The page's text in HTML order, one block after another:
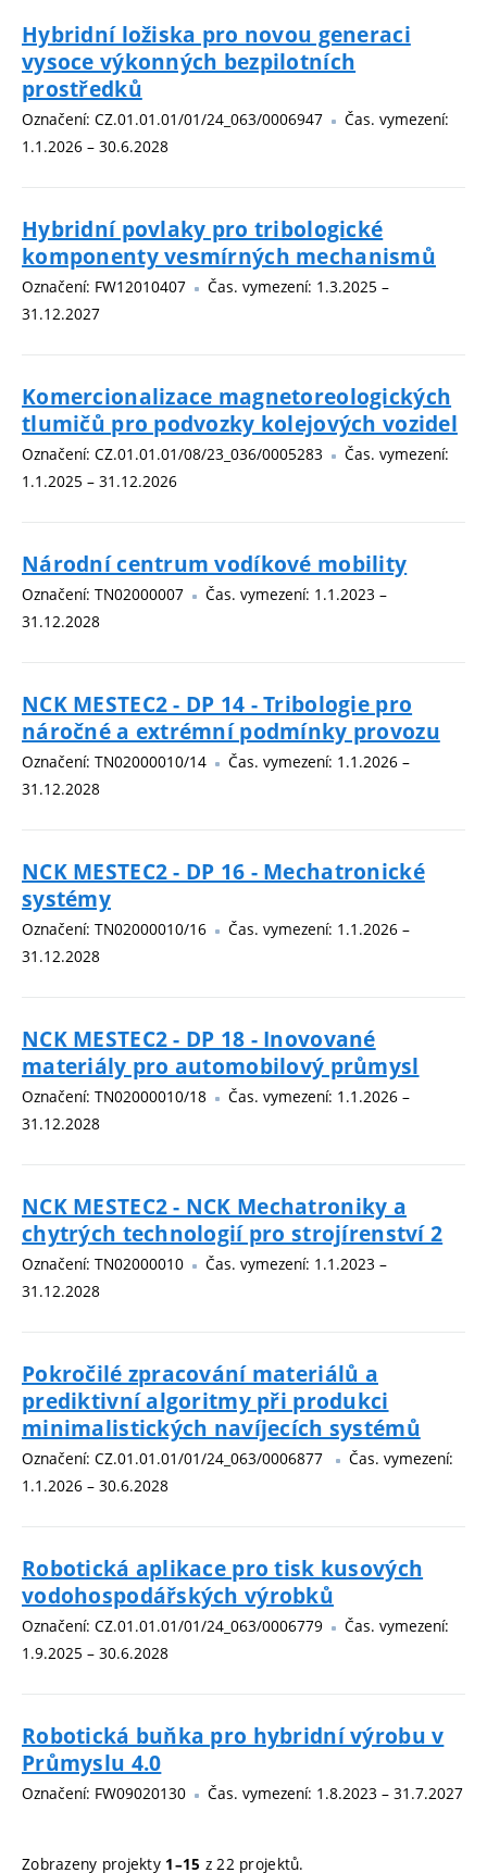
Hybridní ložiska pro novou generaci
vysoce výkonných bezpilotních
prostředků
Označení: CZ.01.01.01/01/24_063/0006947
Čas. vymezení:
1.1.2026 – 30.6.2028
Hybridní povlaky pro tribologické
komponenty vesmírných mechanismů
Označení: FW12010407
Čas. vymezení: 1.3.2025 –
31.12.2027
Komercionalizace magnetoreologických
tlumičů pro podvozky kolejových vozidel
Označení: CZ.01.01.01/08/23_036/0005283
Čas. vymezení:
1.1.2025 – 31.12.2026
Národní centrum vodíkové mobility
Označení: TN02000007
Čas. vymezení: 1.1.2023 –
31.12.2028
NCK MESTEC2 - DP 14 - Tribologie pro
náročné a extrémní podmínky provozu
Označení: TN02000010/14
Čas. vymezení: 1.1.2026 –
31.12.2028
NCK MESTEC2 - DP 16 - Mechatronické
systémy
Označení: TN02000010/16
Čas. vymezení: 1.1.2026 –
31.12.2028
NCK MESTEC2 - DP 18 - Inovované
materiály pro automobilový průmysl
Označení: TN02000010/18
Čas. vymezení: 1.1.2026 –
31.12.2028
NCK MESTEC2 - NCK Mechatroniky a
chytrých technologií pro strojírenství 2
Označení: TN02000010
Čas. vymezení: 1.1.2023 –
31.12.2028
Pokročilé zpracování materiálů a
prediktivní algoritmy při produkci
minimalistických navíjecích systémů
Označení: CZ.01.01.01/01/24_063/0006877
Čas. vymezení:
1.1.2026 – 30.6.2028
Robotická aplikace pro tisk kusových
vodohospodářských výrobků
Označení: CZ.01.01.01/01/24_063/0006779
Čas. vymezení:
1.9.2025 – 30.6.2028
Robotická buňka pro hybridní výrobu v
Průmyslu 4.0
Označení: FW09020130 Čas. vymezení: 1.8.2023 – 31.7.2027
Zobrazeny projekty 1–15 z 22 projektů.